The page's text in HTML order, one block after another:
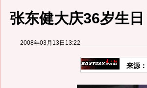
张东健大庆36岁生
2008年03月13日13:22
来源